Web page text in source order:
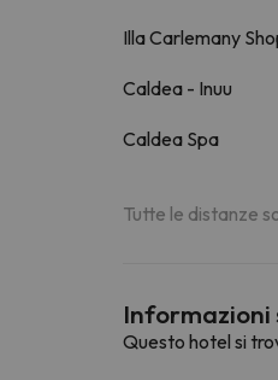
Illa Carlemany
Caldea - Inuu
Caldea Spa
Tutte le distanze
Informazioni
Questo hotel si